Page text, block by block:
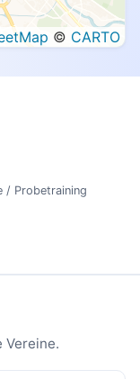
© CARTO
/ Probetraining
Vereine.